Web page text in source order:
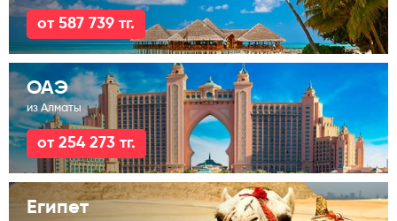
от 587 739 тг.
ОАЭ
из Алматы
от 254 273 тг.
Египет